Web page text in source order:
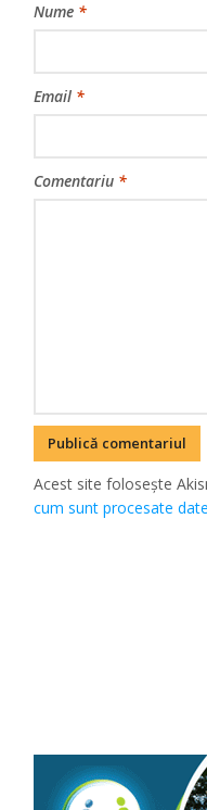
Nume *
Email *
Comentariu *
Acest site folosește
cum sunt procesate